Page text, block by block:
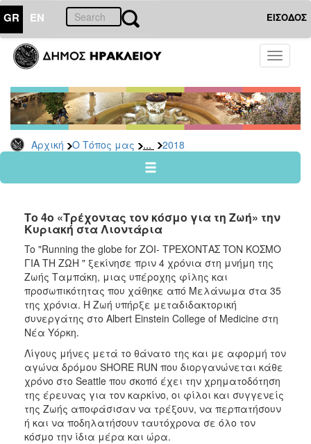
GR EN ΕΙΣΟΔΟΣ
Toggle
Αρχική Ο Τόπος μας ... 2018
ΤΟΠΟΣ
ΜΑΣ
Ανακοινώσεις
Αρχείο
2026
2024
2022
2021
2020
2019
2018
2017
2016
2015
2012
2011
Το 4ο «Τρέχοντας τον κόσμο για τη Ζωή» την
Κυριακή στα Λιοντάρια
To "Running the globe for ZOI- ΤΡΕΧΟΝΤΑΣ TON ΚΟΣΜΟ
ΓΙΑ ΤΗ ΖΩΗ " ξεκίνησε πριν 4 χρόνια στη μνήμη της
Ζωής Ταμπάκη, μιας υπέροχης φίλης και
προσωπικότητας που χάθηκε από Μελάνωμα στα 35
της χρόνια. Η Ζωή υπήρξε μεταδιδακτορική
συνεργάτης στο Albert Einstein College of Medicine στη
Νέα Υόρκη.
Λίγους μήνες μετά το θάνατο της και με αφορμή τον
αγώνα δρόμου SHORE RUN που διοργανώνεται κάθε
χρόνο στο Seattle που σκοπό έχει την χρηματοδότηση
της έρευνας για τον καρκίνο, οι φίλοι και συγγενείς
της Ζωής αποφάσισαν να τρέξουν, να περπατήσουν
ή και να ποδηλατήσουν ταυτόχρονα σε όλο τον
κόσμο την ίδια μέρα και ώρα.